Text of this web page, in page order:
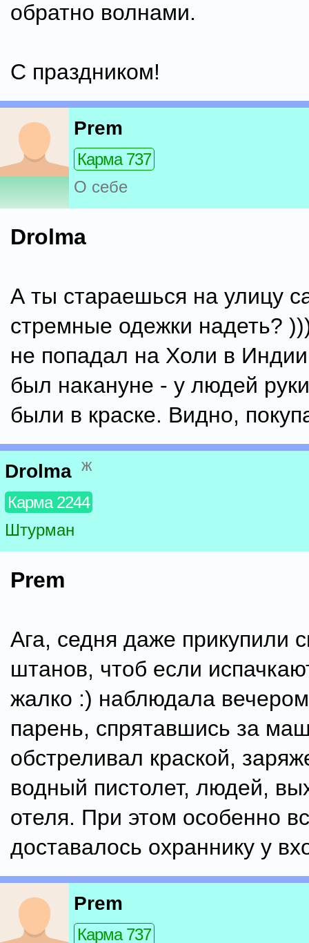
обратно волнами.
С праздником!
Prem
Карма 737
О себе
Drolma
А ты стараешься на улицу
стремные одежки надеть?
не попадал на Холи в
был накануне - у людей
были в краске. Видно,
Drolma ж
Карма 2244
Штурман
Prem
Ага, седня даже прикупили
штанов, чтоб если
жалко :) наблюдала вечером
парень, спрятавшись за
обстреливал краской,
водный пистолет, людей,
отеля. При этом особенно
доставалось охраннику у
Prem
Карма 737